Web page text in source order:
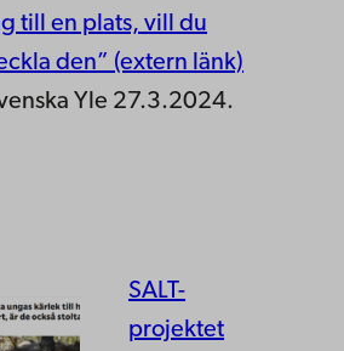
till en plats, vill du
den” (extern länk)
Yle 27.3.2024.
SALT-
projektet